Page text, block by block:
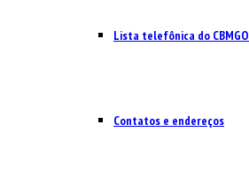
Lista telefônica do CBMGO
Contatos e endereços